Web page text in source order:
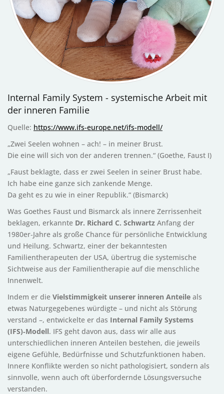
Internal Family System - systemische Arbeit mit
der inneren Familie
Quelle: https://www.ifs-europe.net/ifs-modell/
„Zwei Seelen wohnen – ach! – in meiner Brust.
Die eine will sich von der anderen trennen.“ (Goethe, Faust I)
„Faust beklagte, dass er zwei Seelen in seiner Brust habe.
Ich habe eine ganze sich zankende Menge.
Da geht es zu wie in einer Republik.“ (Bismarck)
Was Goethes Faust und Bismarck als innere Zerrissenheit
beklagen, erkannte Dr. Richard C. Schwartz Anfang der
1980er‑Jahre als große Chance für persönliche Entwicklung
und Heilung. Schwartz, einer der bekanntesten
Familientherapeuten der USA, übertrug die systemische
Sichtweise aus der Familientherapie auf die menschliche
Innenwelt.
Indem er die Vielstimmigkeit unserer inneren Anteile als
etwas Naturgegebenes würdigte – und nicht als Störung
verstand –, entwickelte er das Internal Family Systems
(IFS)‑Modell. IFS geht davon aus, dass wir alle aus
unterschiedlichen inneren Anteilen bestehen, die jeweils
eigene Gefühle, Bedürfnisse und Schutzfunktionen haben.
Innere Konflikte werden so nicht pathologisiert, sondern als
sinnvolle, wenn auch oft überfordernde Lösungsversuche
verstanden.